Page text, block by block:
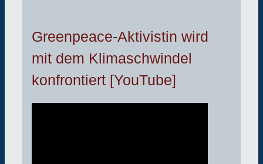
Greenpeace-Aktivistin wird
mit dem Klimaschwindel
konfrontiert [YouTube]